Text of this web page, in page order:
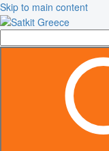
Skip to main content